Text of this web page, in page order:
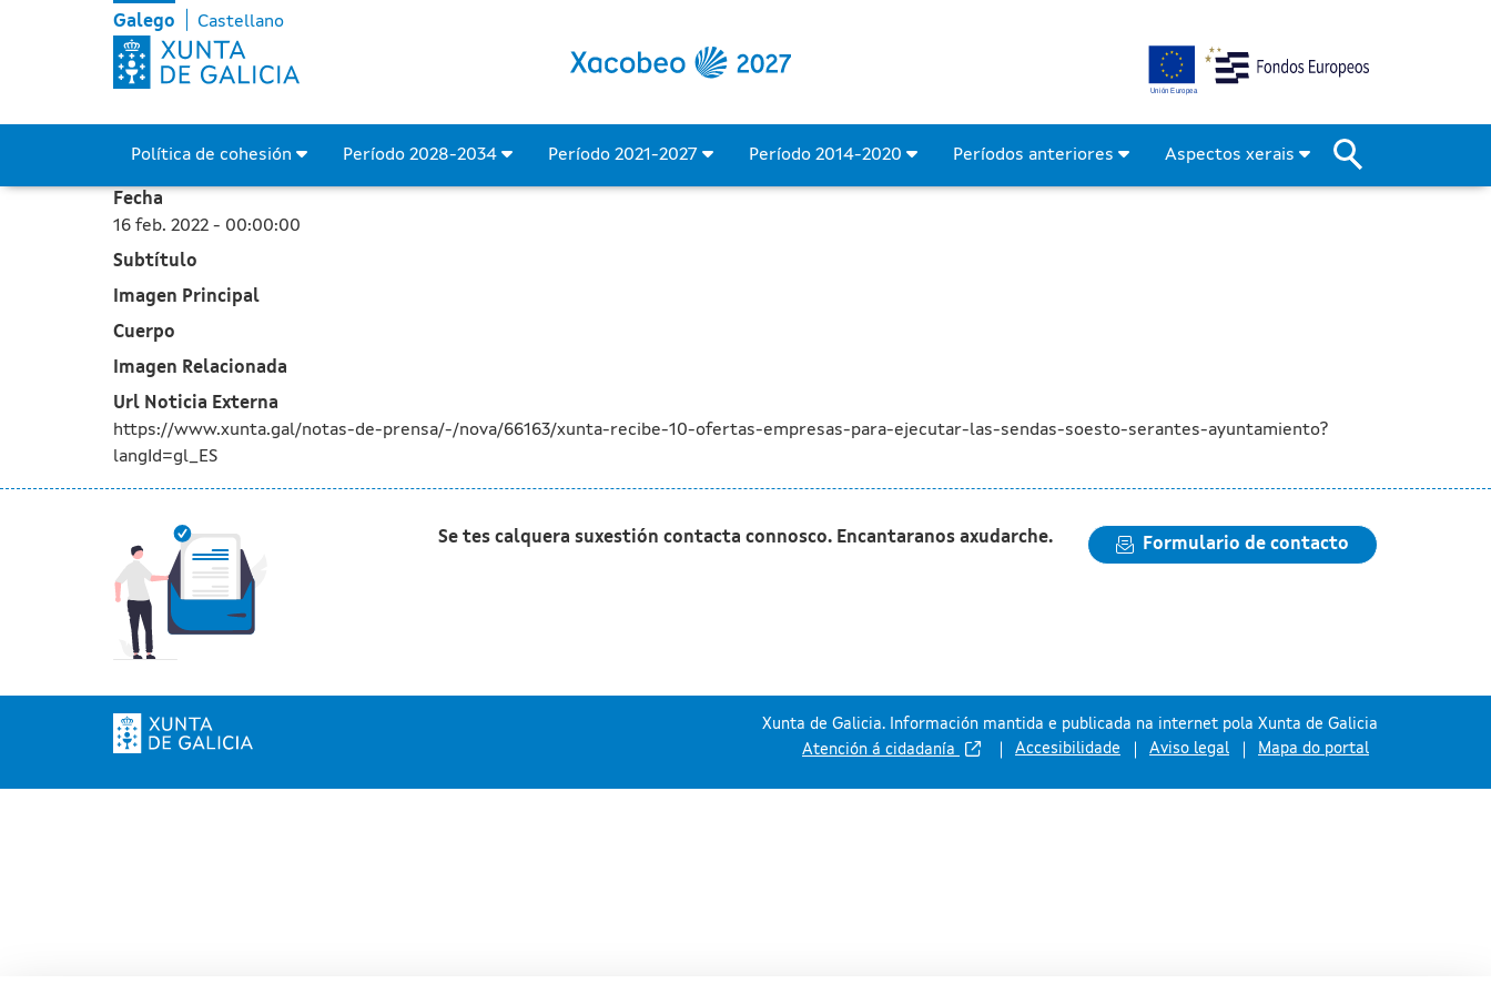
A Xunta recibe 10 ofertas de empresas para executar as sendas de Soesto
Skip to Main Content
Galego Castellano
Política de cohesión Período 2028-2034 Período 2021-2027 Período 2014-2020 Períodos anteriores Aspectos xerais
Fecha
16 feb. 2022 - 00:00:00
Subtítulo
Imagen Principal
Cuerpo
Imagen Relacionada
Url Noticia Externa
https://www.xunta.gal/notas-de-prensa/-/nova/66163/xunta-recibe-10-ofertas-empresas-para-ejecutar-las-sendas-soesto-serantes-ayuntamiento?
langId=gl_ES
Se tes calquera suxestión contacta connosco. Encantaranos axudarche. Formulario de contacto
Xunta de Galicia. Información mantida e publicada na internet pola Xunta de Galicia
Atención á cidadanía
Accesibilidade Aviso legal Mapa do portal